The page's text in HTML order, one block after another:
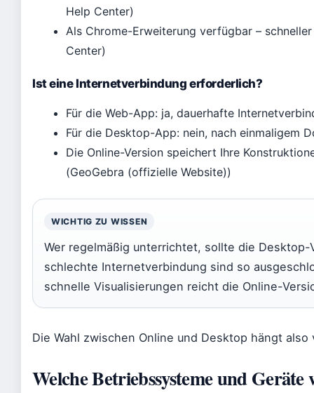
Help Center)
Als Chrome-Erweiterung verfügbar –
Center)
Ist eine Internetverbindung erforderlich?
Für die Web-App: ja, dauerhafte
Für die Desktop-App: nein, nach einmaligem
Die Online-Version speichert Ihre
(GeoGebra (offizielle Website))
WICHTIG ZU WISSEN
Wer regelmäßig unterrichtet, sollte die
schlechte Internetverbindung sind so
schnelle Visualisierungen reicht die Online-
Die Wahl zwischen Online und Desktop hängt
Welche Betriebssysteme und